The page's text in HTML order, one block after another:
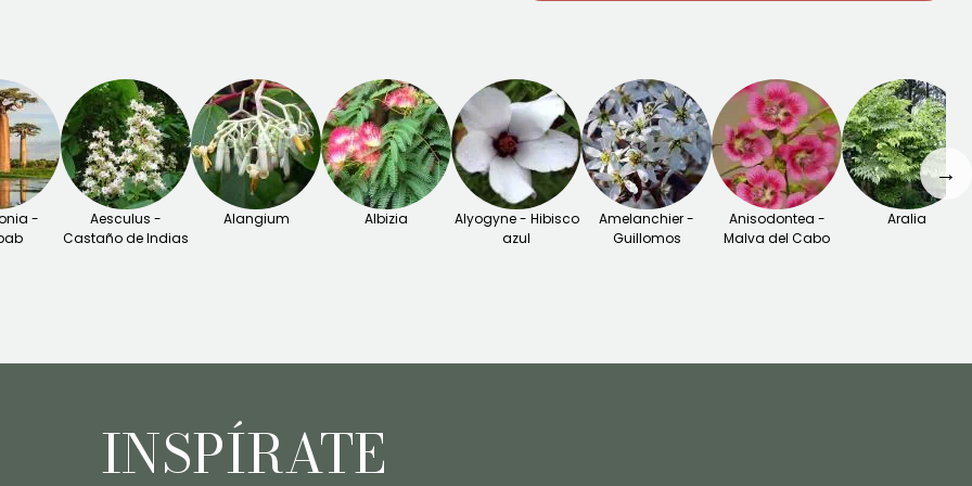
-
Aesculus -
Castaño de Indias
Alangium Albizia
Alyogyne - Hibisco
azul
Amelanchier -
Guillomos
Anisodontea -
Malva del Cabo
Aralia
→
INSPÍRATE